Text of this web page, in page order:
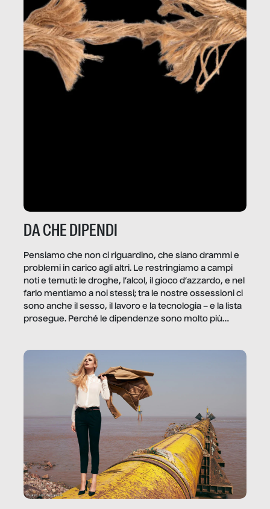
DA CHE DIPENDI
Pensiamo che non ci riguardino, che siano drammi e
problemi in carico agli altri. Le restringiamo a campi
noti e temuti: le droghe, l’alcol, il gioco d’azzardo, e nel
farlo mentiamo a noi stessi; tra le nostre ossessioni ci
sono anche il sesso, il lavoro e la tecnologia – e la lista
prosegue. Perché le dipendenze sono molto più
trae un guadagno. In questo reportage vediamo
quale e come.